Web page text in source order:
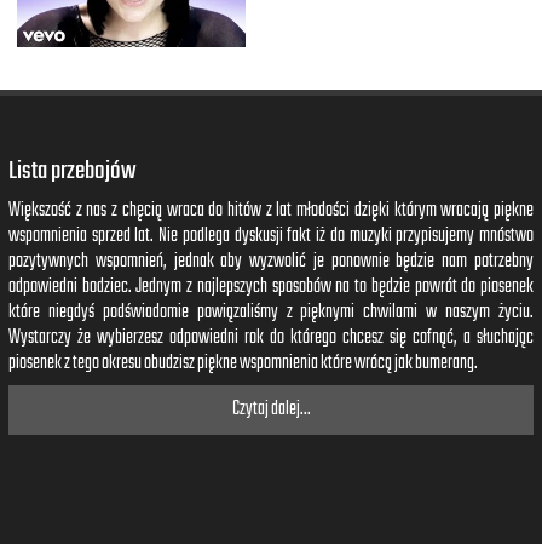
Lista przebojów
Większość z nas z chęcią wraca do hitów z lat młodości dzięki którym wracają piękne
wspomnienia sprzed lat. Nie podlega dyskusji fakt iż do muzyki przypisujemy mnóstwo
pozytywnych wspomnień, jednak aby wyzwolić je ponownie będzie nam potrzebny
odpowiedni bodziec. Jednym z najlepszych sposobów na to będzie powrót do piosenek
które niegdyś podświadomie powiązaliśmy z pięknymi chwilami w naszym życiu.
Wystarczy że wybierzesz odpowiedni rok do którego chcesz się cofnąć, a słuchając
piosenek z tego okresu obudzisz piękne wspomnienia które wrócą jak bumerang.
Czytaj dalej...